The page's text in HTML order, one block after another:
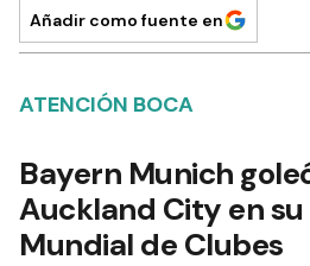
Añadir como fuente en
ATENCIÓN BOCA
Bayern Munich
Auckland City en
Mundial de Clubes